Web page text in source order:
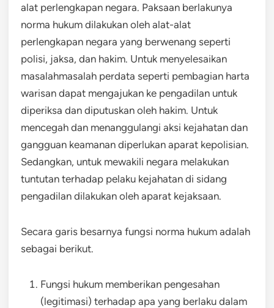
alat perlengkapan negara. Paksaan berlakunya
norma hukum dilakukan oleh alat-alat
perlengkapan negara yang berwenang seperti
polisi, jaksa, dan hakim. Untuk menyelesaikan
masalahmasalah perdata seperti pembagian harta
warisan dapat mengajukan ke pengadilan untuk
diperiksa dan diputuskan oleh hakim. Untuk
mencegah dan menanggulangi aksi kejahatan dan
gangguan keamanan diperlukan aparat kepolisian.
Sedangkan, untuk mewakili negara melakukan
tuntutan terhadap pelaku kejahatan di sidang
pengadilan dilakukan oleh aparat kejaksaan.
Secara garis besarnya fungsi norma hukum adalah
sebagai berikut.
Fungsi hukum memberikan pengesahan
(legitimasi) terhadap apa yang berlaku dalam